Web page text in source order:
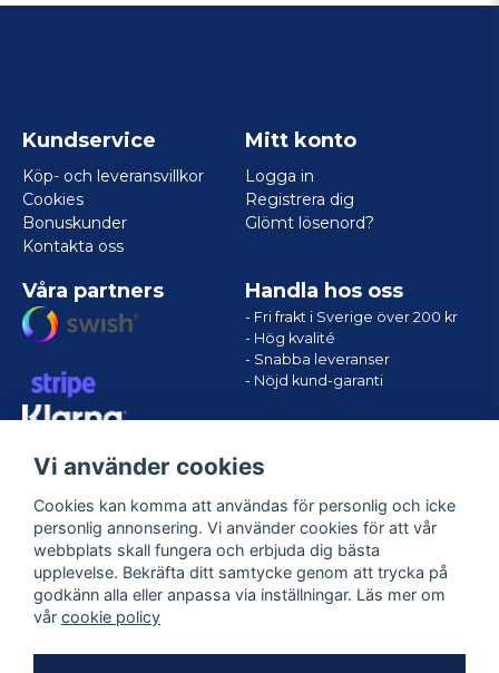
Kundservice
Köp- och leveransvillkor
Cookies
Bonuskunder
Kontakta oss
Mitt konto
Logga in
Registrera dig
Glömt lösenord?
Våra partners Handla hos oss
- Fri frakt i Sverige över 200 kr
- Hög kvalité
- Snabba leveranser
- Nöjd kund-garanti
Följ oss
Vi använder cookies
Cookies kan komma att användas för personlig och icke
personlig annonsering. Vi använder cookies för att vår
webbplats skall fungera och erbjuda dig bästa
upplevelse. Bekräfta ditt samtycke genom att trycka på
godkänn alla eller anpassa via inställningar. Läs mer om
vår cookie policy